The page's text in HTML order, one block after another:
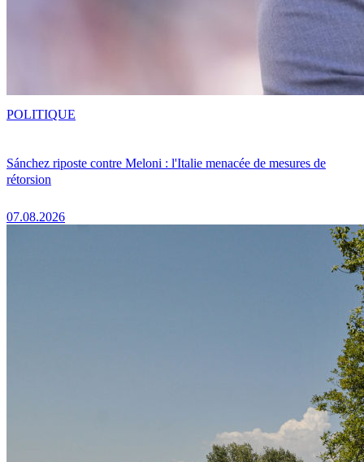
Sánchez riposte contre Meloni : l'Italie menacée de mesures de
rétorsion
07.08.2026
POLITIQUE